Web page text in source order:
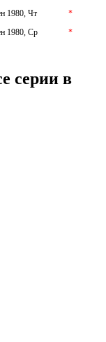
1980, Чт
*
1980, Ср *
серии в